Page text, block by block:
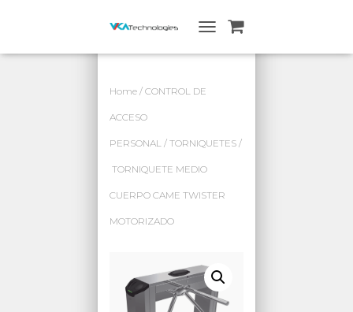
L
R
A
I
Ó
N
Home / CONTROL DE
ACCESO
PERSONAL / TORNIQUETES /
TORNIQUETE MEDIO
CUERPO CAME TWISTER
MOTORIZADO